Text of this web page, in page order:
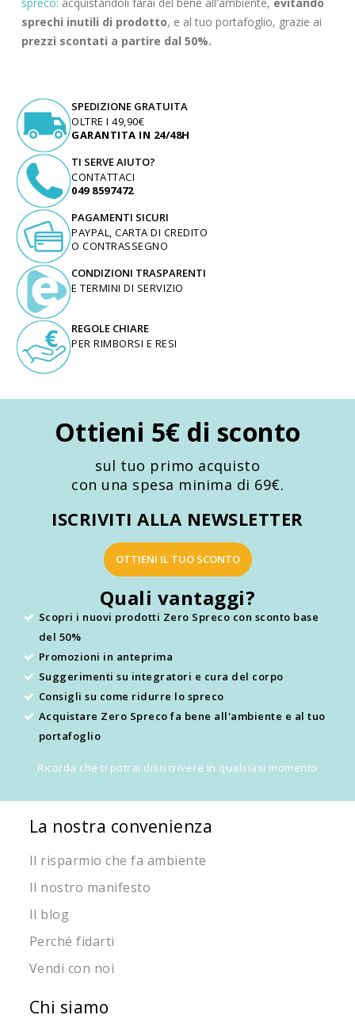
sprechi inutili di prodotto, e al tuo portafoglio, grazie ai
prezzi scontati a partire dal 50%.
SPEDIZIONE GRATUITA
OLTRE I 49,90€
GARANTITA IN 24/48H
TI SERVE AIUTO?
CONTATTACI
049 8597472
PAGAMENTI SICURI
PAYPAL, CARTA DI CREDITO
O CONTRASSEGNO
CONDIZIONI TRASPARENTI
E TERMINI DI SERVIZIO
REGOLE CHIARE
PER RIMBORSI E RESI
Ottieni 5€ di sconto
sul tuo primo acquisto
con una spesa minima di 69€.
ISCRIVITI ALLA NEWSLETTER
OTTIENI IL TUO SCONTO
Quali vantaggi?
Scopri i nuovi prodotti Zero Spreco con sconto base
del 50%
Promozioni in anteprima
Suggerimenti su integratori e cura del corpo
Consigli su come ridurre lo spreco
Acquistare Zero Spreco fa bene all'ambiente e al tuo
portafoglio
Ricorda che ti potrai disiscrivere in qualsiasi momento
La nostra convenienza
Il risparmio che fa ambiente
Il nostro manifesto
Il blog
Perché fidarti
Vendi con noi
Chi siamo